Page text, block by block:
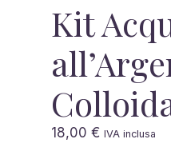
Kit
18,00€ IVA inclusa